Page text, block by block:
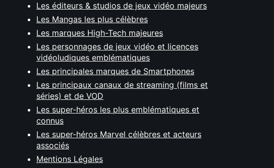
Les éditeurs & studios de jeux vidéo majeurs
Les Mangas les plus célèbres
Les marques High-Tech majeures
Les personnages de jeux vidéo et licences
vidéoludiques emblématiques
Les principales marques de Smartphones
Les principaux canaux de streaming (films et
séries) et de VOD
Les super-héros les plus emblématiques et
connus
Les super-héros Marvel célèbres et acteurs
associés
Mentions Légales